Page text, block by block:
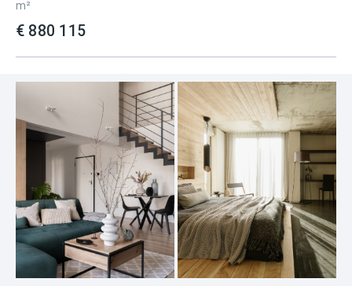
m²
€ 880 115